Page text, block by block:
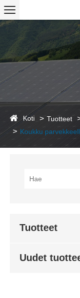
Koti Tuotteet
Koukku
Tuotteet
Uudet